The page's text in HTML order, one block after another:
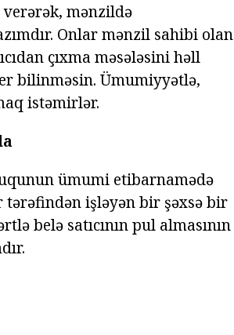
verərək, mənzildə
Onlar mənzil sahibi olan
çıxma məsələsini həll
bilinməsin. Ümumiyyətlə,
istəmirlər.
ümumi etibarnamədə
işləyən bir şəxsə bir
belə satıcının pul almasının